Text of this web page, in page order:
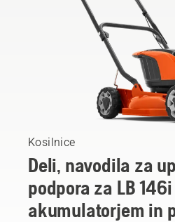
Kosilnice
Deli, navodila za
podpora za LB
akumulatorjem in